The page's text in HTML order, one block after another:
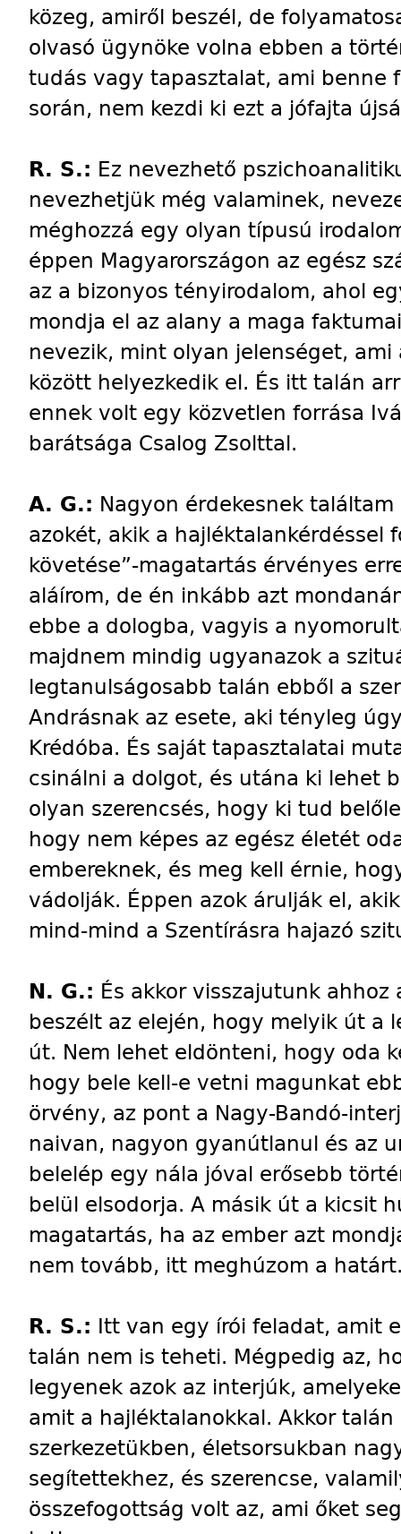
közeg, amiről beszél, de
olvasó ügynöke volna ebben a
tudás vagy tapasztalat, ami benne
során, nem kezdi ki ezt a jófajta
R. S.: Ez nevezhető
nevezhetjük még valaminek,
méghozzá egy olyan típusú
éppen Magyarországon az egész
az a bizonyos tényirodalom, ahol
mondja el az alany a maga
nevezik, mint olyan jelenséget,
között helyezkedik el. És itt talán
ennek volt egy közvetlen forrása
barátsága Csalog Zsolttal.
A. G.: Nagyon érdekesnek
azokét, akik a hajléktalankérdéssel
követése”-magatartás érvényes
aláírom, de én inkább azt
ebbe a dologba, vagyis a
majdnem mindig ugyanazok a
legtanulságosabb talán ebből a
Andrásnak az esete, aki tényleg
Krédóba. És saját tapasztalatai
csinálni a dolgot, és utána ki lehet
olyan szerencsés, hogy ki tud
hogy nem képes az egész életét
embereknek, és meg kell érnie,
vádolják. Éppen azok árulják el,
mind-mind a Szentírásra hajazó
N. G.: És akkor visszajutunk
beszélt az elején, hogy melyik út a
út. Nem lehet eldönteni, hogy oda
hogy bele kell-e vetni magunkat
örvény, az pont a Nagy-Bandó-
naivan, nagyon gyanútlanul és az
belelép egy nála jóval erősebb
belül elsodorja. A másik út a kicsit
magatartás, ha az ember azt
nem tovább, itt meghúzom a
R. S.: Itt van egy írói feladat, amit
talán nem is teheti. Mégpedig az,
legyenek azok az interjúk,
amit a hajléktalanokkal. Akkor
szerkezetükben, életsorsukban
segítettekhez, és szerencse,
összefogottság volt az, ami őket